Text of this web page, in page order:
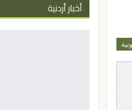
أخبار أردنية